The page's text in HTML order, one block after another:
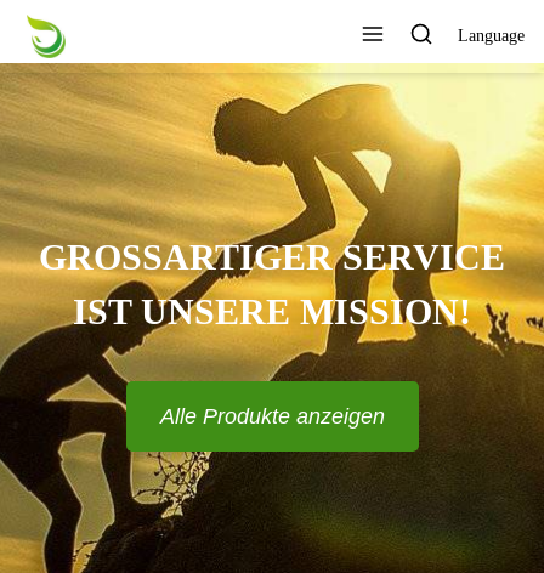
Language
GROSSARTIGER SERVICE I
ST UNSERE MISSION!
Alle Produkte anzeigen